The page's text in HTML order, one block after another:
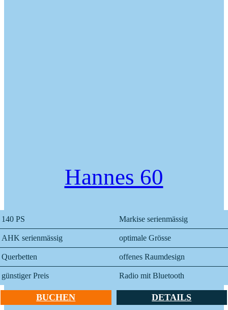
Hannes 60
140 PS Markise serienmässig
AHK serienmässig optimale Grösse
Querbetten offenes Raumdesign
günstiger Preis Radio mit Bluetooth
BUCHEN DETAILS